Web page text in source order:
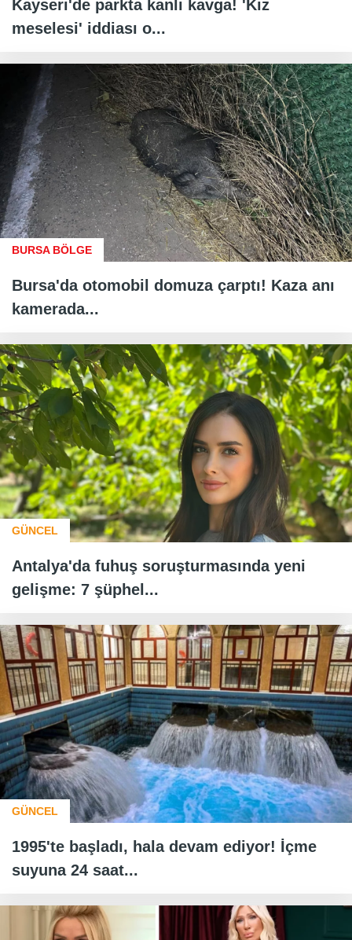
Kayseri'de parkta kanlı kavga! 'Kız
meselesi' iddiası o...
BURSA BÖLGE
Bursa'da otomobil domuza çarptı! Kaza anı
kamerada...
GÜNCEL
Antalya'da fuhuş soruşturmasında yeni
gelişme: 7 şüphel...
GÜNCEL
1995'te başladı, hala devam ediyor! İçme
suyuna 24 saat...